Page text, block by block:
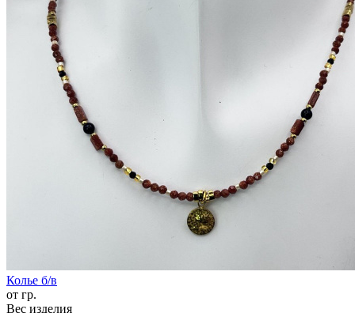
Колье б/в
от гр.
Вес изделия